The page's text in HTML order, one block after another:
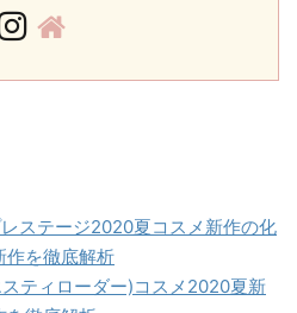
ステージ2020夏コスメ新作の化
作を徹底解析
ティローダー)コスメ2020夏新